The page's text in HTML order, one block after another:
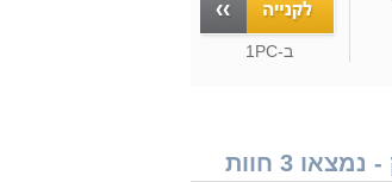
ב-1PC
חוות דעת גולשים על זכרון נייד USB SanDisk Ultra Flair Z73 USB 64GB SDCZ73-064G סנדיסק - נמצאו 3 חוות